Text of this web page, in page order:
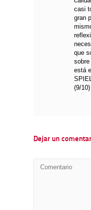
casi
gran
que
está
(9/10)
Dejar un